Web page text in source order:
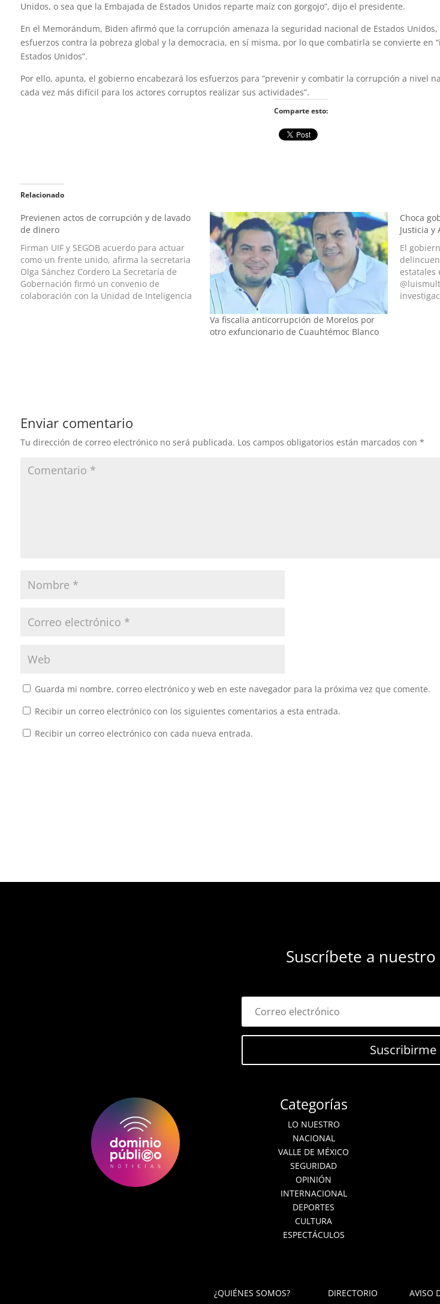
Unidos, o sea que la Embajada de Estados Unidos reparte maíz con gorgojo”, dijo el presidente.
En el Memorándum, Biden afirmó que la corrupción amenaza la seguridad nacional de Estados
esfuerzos contra la pobreza global y la democracia, en sí misma, por lo que combatirla se convierte en
Estados Unidos”.
Por ello, apunta, el gobierno encabezará los esfuerzos para “prevenir y combatir la corrupción a nivel
cada vez más difícil para los actores corruptos realizar sus actividades”.
Comparte esto:
Relacionado
Previenen actos de corrupción y de lavado
de dinero
Firman UIF y SEGOB acuerdo para actuar
como un frente unido, afirma la secretaria
Olga Sánchez Cordero La Secretaría de
Gobernación firmó un convenio de
colaboración con la Unidad de Inteligencia
Va fiscalia anticorrupción de Morelos por
otro exfuncionario de Cuauhtémoc Blanco
Choca
Justicia y
El
estatales
Enviar comentario
Tu dirección de correo electrónico no será publicada. Los campos obligatorios están marcados con *
Guarda mi nombre, correo electrónico y web en este navegador para la próxima vez que comente.
Recibir un correo electrónico con los siguientes comentarios a esta entrada.
Recibir un correo electrónico con cada nueva entrada.
Suscríbete a
Suscribirme
Categorías
LO NUESTRO
NACIONAL
VALLE DE MÉXICO
SEGURIDAD
OPINIÓN
INTERNACIONAL
DEPORTES
CULTURA
ESPECTÁCULOS
¿QUIÉNES SOMOS? DIRECTORIO AVISO